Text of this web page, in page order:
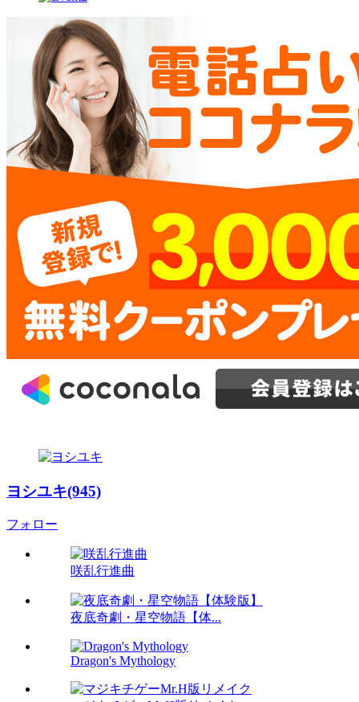
ヨシユキ(945)
フォロー
咲乱行進曲
夜底奇劇・星空物語【体...
Dragon's Mythology